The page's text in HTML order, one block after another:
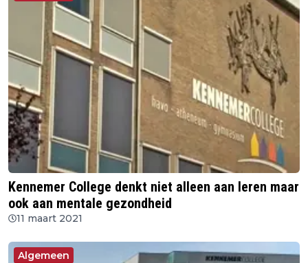
Kennemer College denkt niet alleen aan leren maar
ook aan mentale gezondheid
11 maart 2021
Algemeen